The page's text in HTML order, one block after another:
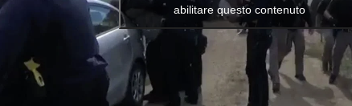
abilitare questo contenuto